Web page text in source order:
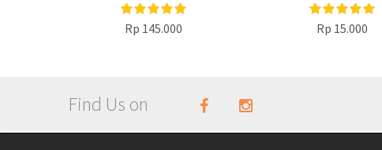
Rp 145.000 Rp 15.000
Find Us on